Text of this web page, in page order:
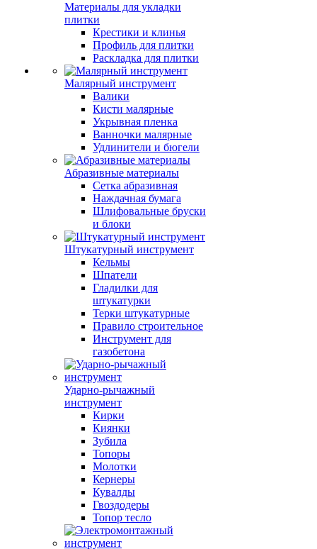
Материалы для укладки
плитки
Крестики и клинья
Профиль для плитки
Раскладка для плитки
Малярный инструмент
Валики
Кисти малярные
Укрывная пленка
Ванночки малярные
Удлинители и бюгели
Абразивные материалы
Сетка абразивная
Наждачная бумага
Шлифовальные бруски
и блоки
Штукатурный инструмент
Кельмы
Шпатели
Гладилки для
штукатурки
Терки штукатурные
Правило строительное
Инструмент для
газобетона
Ударно-рычажный
инструмент
Кирки
Киянки
Зубила
Топоры
Молотки
Кернеры
Кувалды
Гвоздодеры
Топор тесло